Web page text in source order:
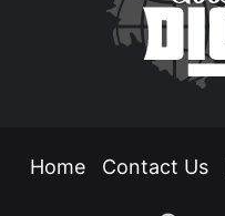
Home Contact Us